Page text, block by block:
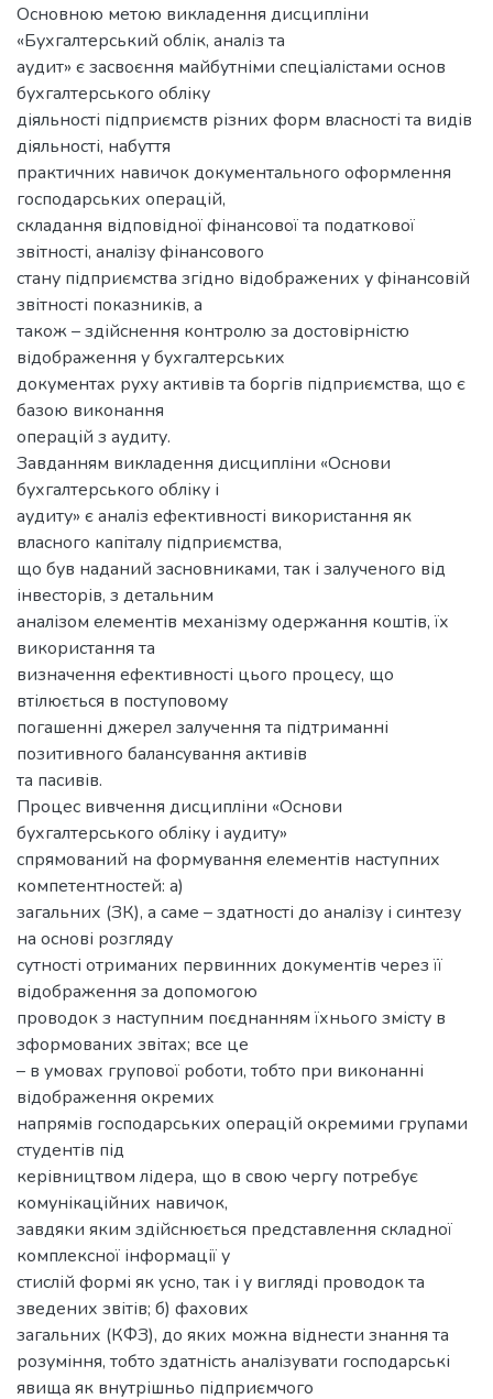
Основною метою викладення дисципліни
«Бухгалтерський облік, аналіз та
аудит» є засвоєння майбутніми спеціалістами основ
бухгалтерського обліку
діяльності підприємств різних форм власності та видів
діяльності, набуття
практичних навичок документального оформлення
господарських операцій,
складання відповідної фінансової та податкової
звітності, аналізу фінансового
стану підприємства згідно відображених у фінансовій
звітності показників, а
також – здійснення контролю за достовірністю
відображення у бухгалтерських
документах руху активів та боргів підприємства, що є
базою виконання
операцій з аудиту.
Завданням викладення дисципліни «Основи
бухгалтерського обліку і
аудиту» є аналіз ефективності використання як
власного капіталу підприємства,
що був наданий засновниками, так і залученого від
інвесторів, з детальним
аналізом елементів механізму одержання коштів, їх
використання та
визначення ефективності цього процесу, що
втілюється в поступовому
погашенні джерел залучення та підтриманні
позитивного балансування активів
та пасивів.
Процес вивчення дисципліни «Основи
бухгалтерського обліку і аудиту»
спрямований на формування елементів наступних
компетентностей: а)
загальних (ЗК), а саме – здатності до аналізу і синтезу
на основі розгляду
сутності отриманих первинних документів через її
відображення за допомогою
проводок з наступним поєднанням їхнього змісту в
зформованих звітах; все це
– в умовах групової роботи, тобто при виконанні
відображення окремих
напрямів господарських операцій окремими групами
студентів під
керівництвом лідера, що в свою чергу потребує
комунікаційних навичок,
завдяки яким здійснюється представлення складної
комплексної інформації у
стислій формі як усно, так і у вигляді проводок та
зведених звітів; б) фахових
загальних (КФЗ), до яких можна віднести знання та
розуміння, тобто здатність аналізувати господарські
явища як внутрішньо підприємчого